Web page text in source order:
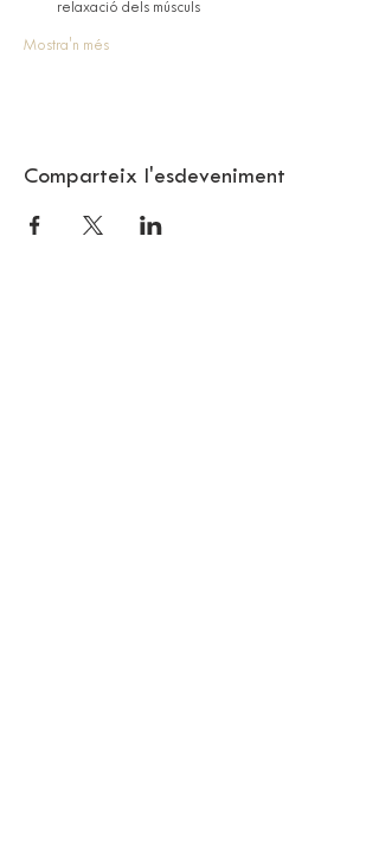
relaxació dels músculs
Mostra'n més
Comparteix l'esdeveniment